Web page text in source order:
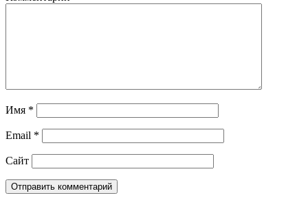
Имя *
Email *
Сайт